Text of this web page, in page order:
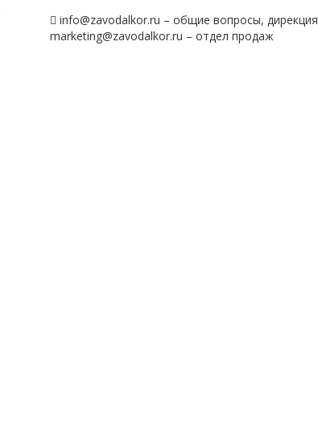
info@zavodalkor.ru – общие вопросы, дирекция
marketing@zavodalkor.ru – отдел продаж